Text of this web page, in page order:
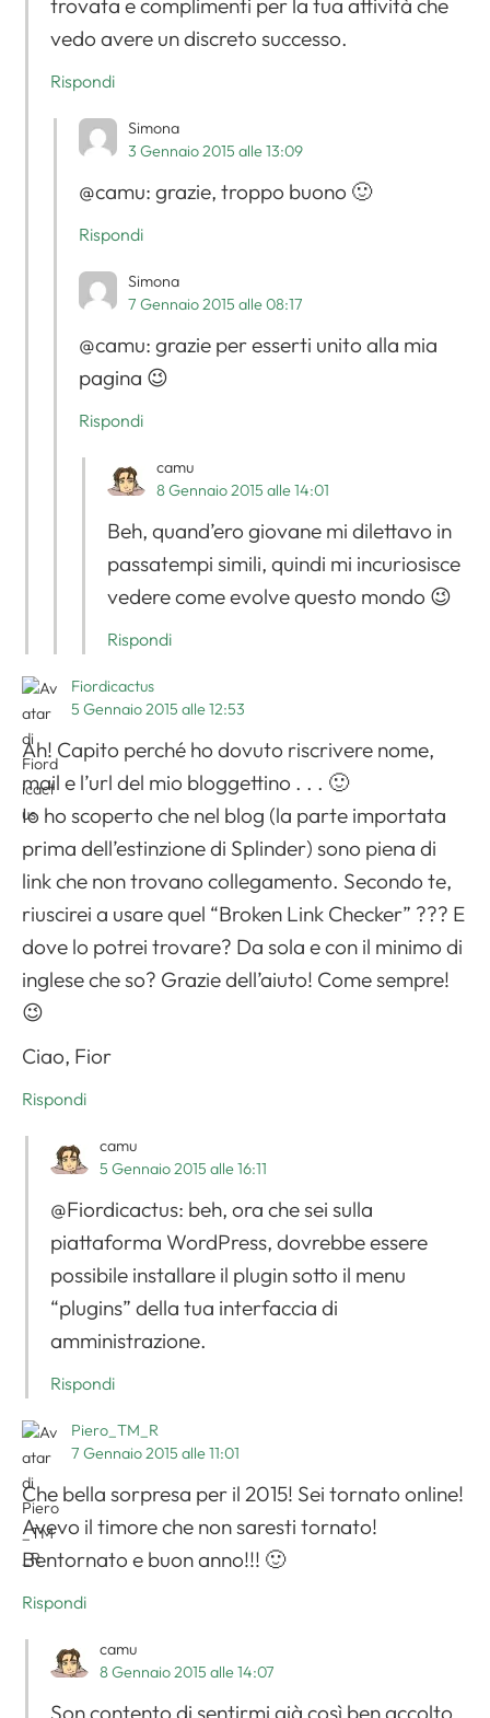
trovata e complimenti per la tua attività che
vedo avere un discreto successo.
Rispondi
Simona
3 Gennaio 2015 alle 13:09
@camu: grazie, troppo buono 🙂
Rispondi
Simona
7 Gennaio 2015 alle 08:17
@camu: grazie per esserti unito alla mia
pagina 😉
Rispondi
camu
8 Gennaio 2015 alle 14:01
Beh, quand’ero giovane mi dilettavo in
passatempi simili, quindi mi incuriosisce
vedere come evolve questo mondo 😉
Rispondi
Fiordicactus
5 Gennaio 2015 alle 12:53
Ah! Capito perché ho dovuto riscrivere nome,
mail e l’url del mio bloggettino . . . 🙂
Io ho scoperto che nel blog (la parte importata
prima dell’estinzione di Splinder) sono piena di
link che non trovano collegamento. Secondo te,
riuscirei a usare quel “Broken Link Checker” ??? E
dove lo potrei trovare? Da sola e con il minimo di
inglese che so? Grazie dell’aiuto! Come sempre!
😉
Ciao, Fior
Rispondi
camu
5 Gennaio 2015 alle 16:11
@Fiordicactus: beh, ora che sei sulla
piattaforma WordPress, dovrebbe essere
possibile installare il plugin sotto il menu
“plugins” della tua interfaccia di
amministrazione.
Rispondi
Piero_TM_R
7 Gennaio 2015 alle 11:01
Che bella sorpresa per il 2015! Sei tornato online!
Avevo il timore che non saresti tornato!
Bentornato e buon anno!!! 🙂
Rispondi
camu
8 Gennaio 2015 alle 14:07
Son contento di sentirmi già così ben accolto